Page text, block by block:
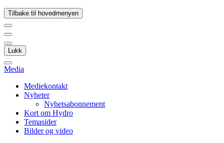
Tilbake til hovedmenyen
Lukk
Media
Mediekontakt
Nyheter
Nyhetsabonnement
Kort om Hydro
Temasider
Bilder og video